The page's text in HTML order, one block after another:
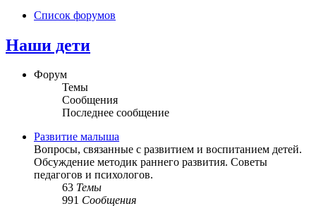
Список форумов
Наши дети
Форум
Темы
Сообщения
Последнее сообщение
Развитие малыша
Вопросы, связанные с развитием и воспитанием детей.
Обсуждение методик раннего развития. Советы
педагогов и психологов.
63 Темы
991 Сообщения